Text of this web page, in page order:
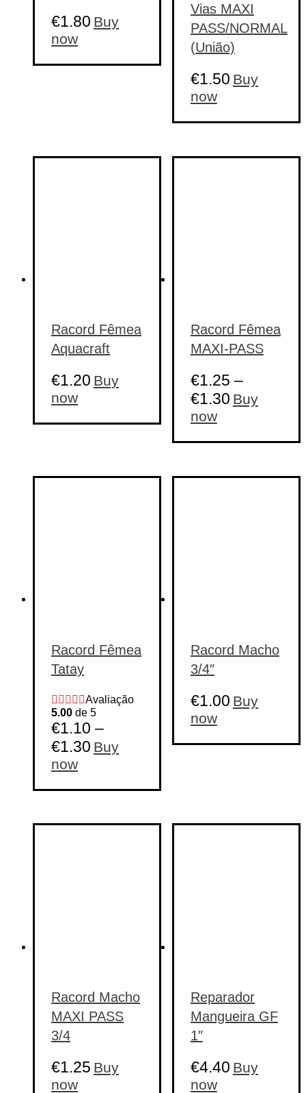
€1.80 Buy
now
Vias MAXI
PASS/NORMAL
(União)
€1.50 Buy
now
Racord Fêmea
Aquacraft
€1.20 Buy
now
Racord Fêmea
MAXI-PASS
€1.25 –
€1.30 Buy
nowThis
product
The
Racord Fêmea
Tatay
Avaliação
5.00 de 5
€1.10 –
€1.30 Buy
nowThis
product
The
Racord Macho
3/4″
€1.00 Buy
now
Racord Macho
MAXI PASS
3/4
€1.25 Buy
now
Reparador
Mangueira GF
1″
€4.40 Buy
now